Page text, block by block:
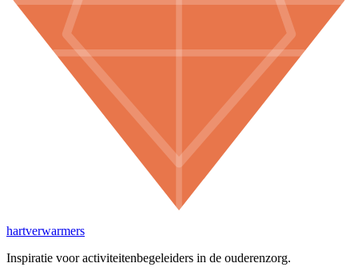
hartverwarmers
Inspiratie voor activiteitenbegeleiders in de ouderenzorg.